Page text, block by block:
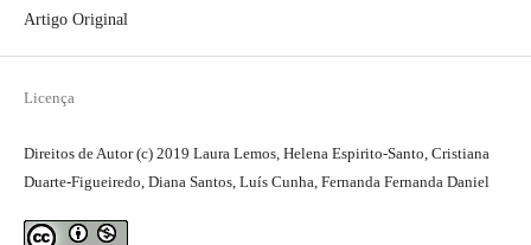
Artigo Original
Licença
Direitos de Autor (c) 2019 Laura Lemos, Helena Espirito-Santo, Cristiana
Duarte-Figueiredo, Diana Santos, Luís Cunha, Fernanda Fernanda Daniel